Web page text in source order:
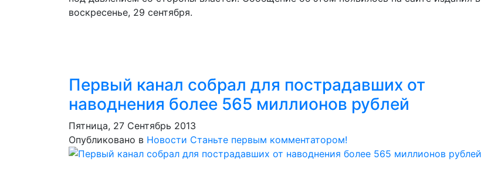
воскресенье, 29 сентября.
Первый канал собрал для пострадавших от
наводнения более 565 миллионов рублей
Пятница, 27 Сентябрь 2013
Опубликовано в Новости Станьте первым комментатором!